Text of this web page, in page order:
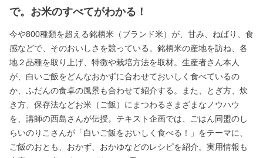
で。お米のすべてがわかる！
今や800種類を超える銘柄米（ブランド米）が、甘み、ねばり、食
感などで、そのおいしさを競っている。銘柄米の産地を訪ね、各
地２品種を取り上げ、特徴や栽培方法を取材。生産者さん本人
が、白いご飯をどんなおかずに合わせておいしく食べているの
か、ふだんの食卓の風景も合わせて紹介する。また、とぎ方、炊
き方、保存法などお米（ご飯）にまつわるさまざまなノウハウ
を、講師の西島さんが伝授。テキスト企画では、ごはん同盟のし
らいのりこさんが「白いご飯をおいしく食べる！」をテーマに、
ご飯のおとも、おかず、おかゆなどのレシピを紹介。実用情報も